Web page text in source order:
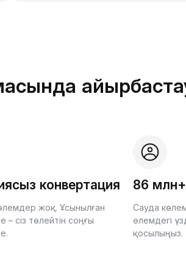
конвертация
жоқ. Ұсынылған
сіз төлейтін соңғы
86
Сауда
әлемдегі
қосылыңыз.